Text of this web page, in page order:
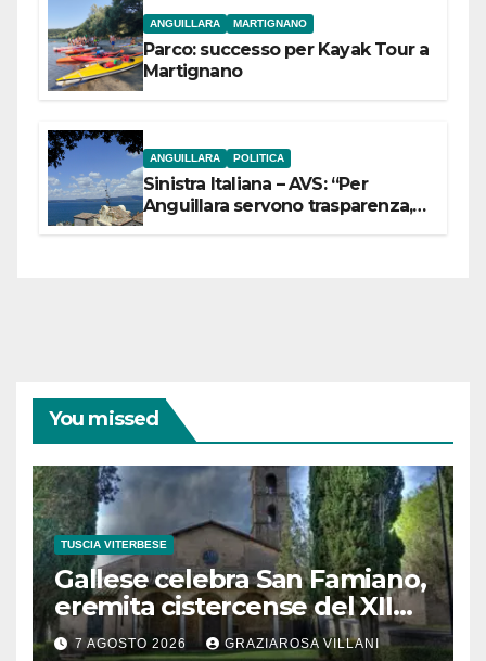
ANGUILLARA MARTIGNANO
Parco: successo per Kayak Tour a
Martignano
ANGUILLARA POLITICA
Sinistra Italiana – AVS: “Per
Anguillara servono trasparenza,
You missed
TUSCIA VITERBESE
Gallese celebra San Famiano,
eremita cistercense del XII
secolo
7 AGOSTO 2026 GRAZIAROSA VILLANI